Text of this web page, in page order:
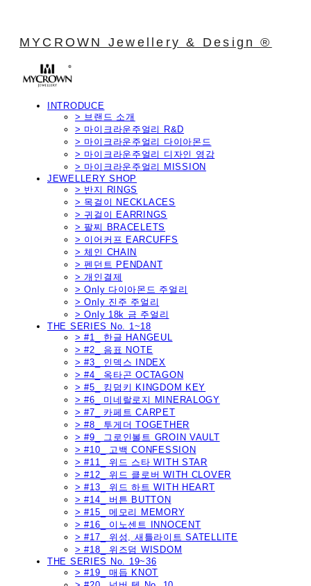
MYCROWN Jewellery & Design ®
INTRODUCE
> 브랜드 소개
> 마이크라운주얼리 R&D
> 마이크라운주얼리 다이아몬드
> 마이크라운주얼리 디자인 영감
> 마이크라운주얼리 MISSION
JEWELLERY SHOP
> 반지 RINGS
> 목걸이 NECKLACES
> 귀걸이 EARRINGS
> 팔찌 BRACELETS
> 이어커프 EARCUFFS
> 체인 CHAIN
> 펜던트 PENDANT
> 개인결제
> Only 다이아몬드 주얼리
> Only 진주 주얼리
> Only 18k 금 주얼리
THE SERIES No. 1~18
> #1_ 한글 HANGEUL
> #2_ 음표 NOTE
> #3_ 인덱스 INDEX
> #4_ 옥타곤 OCTAGON
> #5_ 킹덤키 KINGDOM KEY
> #6_ 미네랄로지 MINERALOGY
> #7_ 카페트 CARPET
> #8_ 투게더 TOGETHER
> #9_ 그로인볼트 GROIN VAULT
> #10_ 고백 CONFESSION
> #11_ 위드 스타 WITH STAR
> #12_ 위드 클로버 WITH CLOVER
> #13_ 위드 하트 WITH HEART
> #14_ 버튼 BUTTON
> #15_ 메모리 MEMORY
> #16_ 이노센트 INNOCENT
> #17_ 위성, 새틀라이트 SATELLITE
> #18_ 위즈덤 WISDOM
THE SERIES No. 19~36
> #19_ 매듭 KNOT